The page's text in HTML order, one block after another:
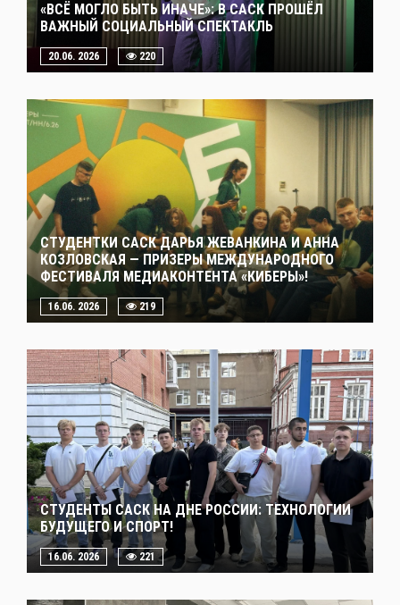
«ВСЁ МОГЛО БЫТЬ ИНАЧЕ»: В САСК ПРОШЁЛ
ВАЖНЫЙ СОЦИАЛЬНЫЙ СПЕКТАКЛЬ
20.06. 2026 220
СТУДЕНТКИ САСК ДАРЬЯ ЖЕВАНКИНА И АННА
КОЗЛОВСКАЯ — ПРИЗЕРЫ МЕЖДУНАРОДНОГО
ФЕСТИВАЛЯ МЕДИАКОНТЕНТА «КИБЕРЫ»!
16.06. 2026 219
СТУДЕНТЫ САСК НА ДНЕ РОССИИ: ТЕХНОЛОГИИ
БУДУЩЕГО И СПОРТ!
16.06. 2026 221